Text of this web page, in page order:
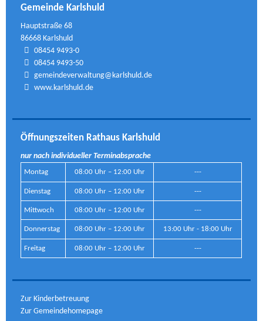
Gemeinde Karlshuld
Hauptstraße 68
86668 Karlshuld
08454 9493-0
08454 9493-50
gemeindeverwaltung@karlshuld.de
www.karlshuld.de
Öffnungszeiten Rathaus Karlshuld
nur nach individueller Terminabsprache
Montag 08:00 Uhr – 12:00 Uhr ---
Dienstag 08:00 Uhr – 12:00 Uhr ---
Mittwoch 08:00 Uhr – 12:00 Uhr ---
Donnerstag 08:00 Uhr – 12:00 Uhr 13:00 Uhr - 18:00 Uhr
Freitag 08:00 Uhr – 12:00 Uhr ---
Zur Kinderbetreuung
Zur Gemeindehomepage